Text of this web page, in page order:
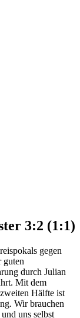
3:2 (1:1)
gegen
guten
durch Julian
Mit dem
Hälfte ist
Wir brauchen
uns selbst